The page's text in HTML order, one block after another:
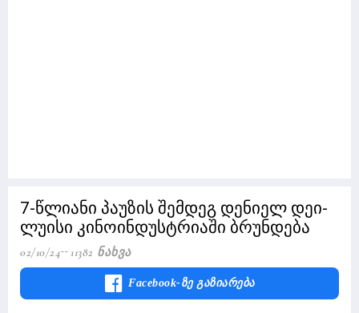
7-წლიანი პაუზის შემდეგ დენიელ დეი-
ლუისი კინოინდუსტრიაში ბრუნდება
02/10/24 11382 Ნახვა
Facebook-Ზე Გაზიარება